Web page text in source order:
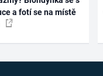
a fotí se na místě